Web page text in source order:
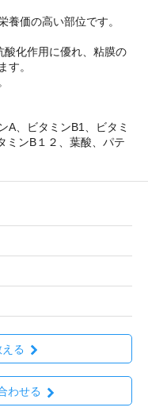
養価の高い部位です。
酸化作用に優れ、粘膜の
す。
A、ビタミンB1、ビタミ
ミンB１２、葉酸、パテ
る
わせる